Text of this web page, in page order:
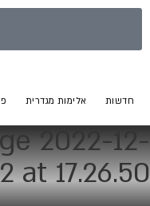
חדשות אלימות מגדרית
2022-12-
at 17.26.50